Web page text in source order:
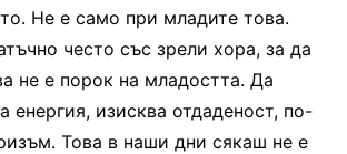
Не е само при младите това.
често със зрели хора, за да
не е порок на младостта. Да
енергия, изисква отдаденост, по-
Това в наши дни сякаш не е